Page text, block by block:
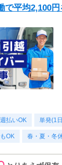
で平均2,100
払いOK 単発(1
OK 春・夏・冬